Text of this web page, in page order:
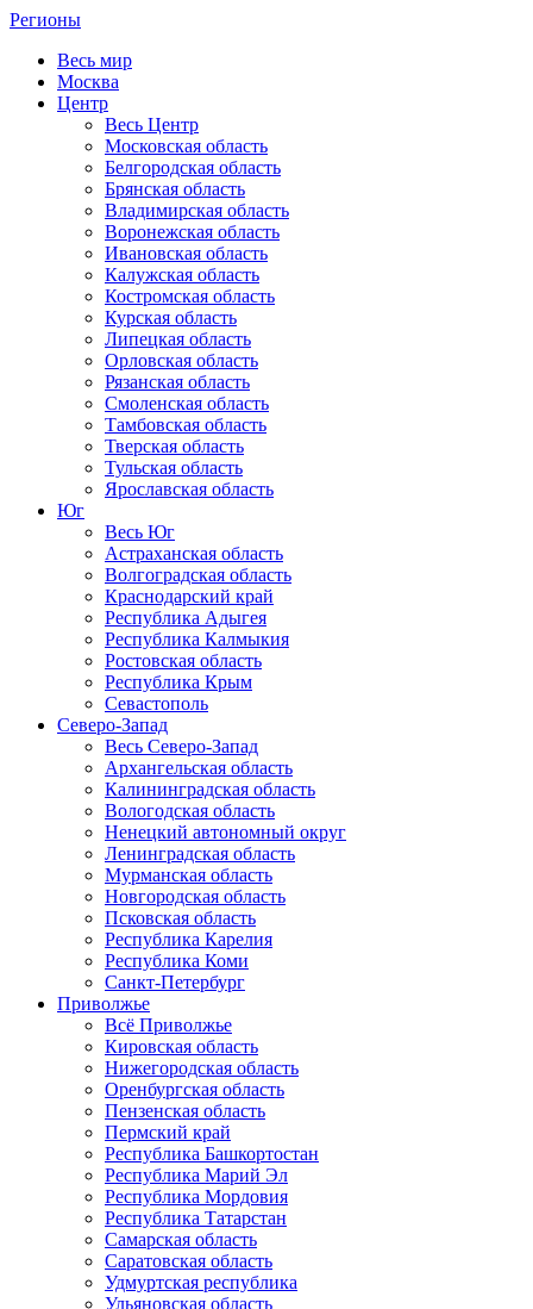
Регионы
Весь мир
Москва
Центр
Весь Центр
Московская область
Белгородская область
Брянская область
Владимирская область
Воронежская область
Ивановская область
Калужская область
Костромская область
Курская область
Липецкая область
Орловская область
Рязанская область
Смоленская область
Тамбовская область
Тверская область
Тульская область
Ярославская область
Юг
Весь Юг
Астраханская область
Волгоградская область
Краснодарский край
Республика Адыгея
Республика Калмыкия
Ростовская область
Республика Крым
Севастополь
Северо-Запад
Весь Северо-Запад
Архангельская область
Калининградская область
Вологодская область
Ненецкий автономный округ
Ленинградская область
Мурманская область
Новгородская область
Псковская область
Республика Карелия
Республика Коми
Санкт-Петербург
Приволжье
Всё Приволжье
Кировская область
Нижегородская область
Оренбургская область
Пензенская область
Пермский край
Республика Башкортостан
Республика Марий Эл
Республика Мордовия
Республика Татарстан
Самарская область
Саратовская область
Удмуртская республика
Ульяновская область